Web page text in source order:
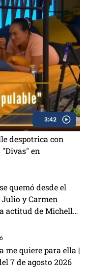
3:42
despotrica con
en
quemó desde el
y Carmen
actitud de Michelle
me quiere para ella |
7 de agosto 2026